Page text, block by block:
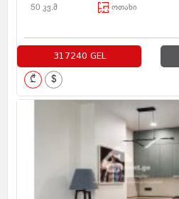
50 კვ.მ ოთახი
317240 GEL
₾ $